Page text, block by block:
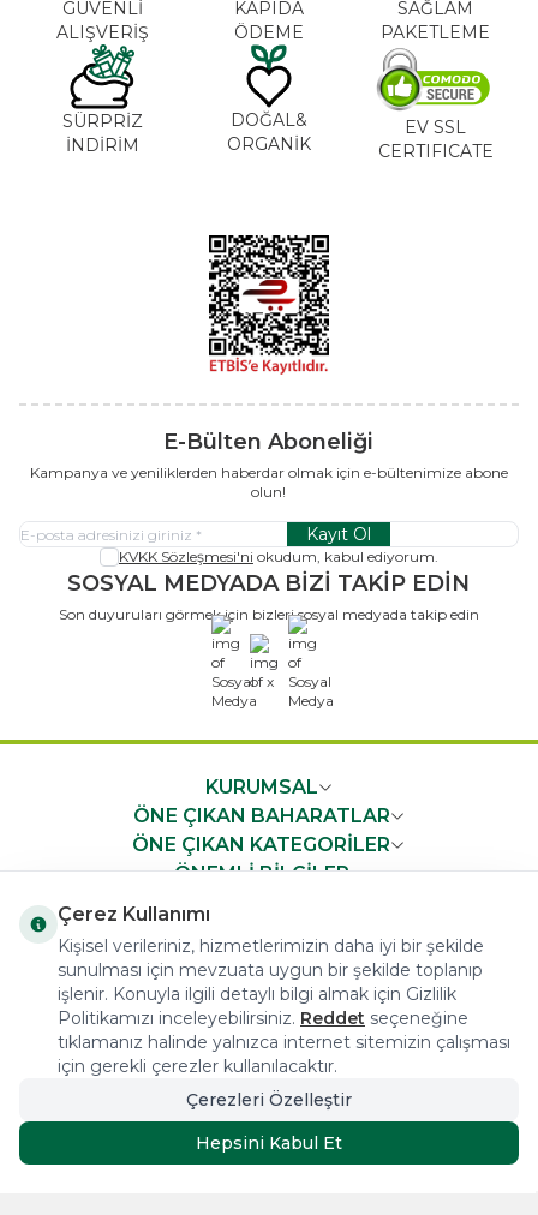
GÜVENLİ
ALIŞVERİŞ
KAPIDA
ÖDEME
SAĞLAM
PAKETLEME
SÜRPRİZ
İNDİRİM
DOĞAL&
ORGANİK
EV SSL
CERTIFICATE
E-Bülten Aboneliği
Kampanya ve yeniliklerden haberdar olmak için e-bültenimize abone
olun!
Kayıt Ol
KVKK Sözleşmesi'ni okudum, kabul ediyorum.
SOSYAL MEDYADA BİZİ TAKİP EDİN
Son duyuruları görmek için bizleri sosyal medyada takip edin
x
KURUMSAL
ÖNE ÇIKAN BAHARATLAR
ÖNE ÇIKAN KATEGORİLER
ÖNEMLİ BİLGİLER
COPYRIGHT © 2023 arifoglu.com ALL RIGHTS RESERVED
Tasarım ve Reklam Danışmanlığı AJANSTEK
Çerez Kullanımı
Kişisel verileriniz, hizmetlerimizin daha iyi bir şekilde
sunulması için mevzuata uygun bir şekilde toplanıp
işlenir. Konuyla ilgili detaylı bilgi almak için Gizlilik
Politikamızı inceleyebilirsiniz. Reddet seçeneğine
tıklamanız halinde yalnızca internet sitemizin çalışması
için gerekli çerezler kullanılacaktır.
Çerezleri Özelleştir
Hepsini Kabul Et